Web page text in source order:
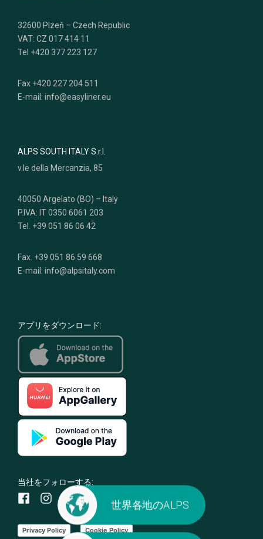
世界各地のALPS
32600 Plzeň – Czech Republic
VAT: CZ 017 414 11
Tel +420 377 223 127
Fax +420 227 204 511
E-mail: info@easyliner.eu
ALPS SOUTH ITALY S.r.l.
v.le della Mercanzia, 85
40050 Argelato (BO) – Italy
P.IVA: IT 0350 6061 203
Tel. +39 051 86 06 42
Fax. +39 051 86 59 668
E-mail: info@alpsitaly.com
アプリをダウンロード:
当社をフォローする:
Privacy Policy Cookie Policy